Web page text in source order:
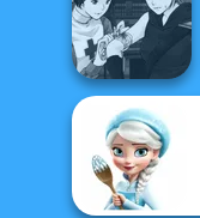
Manga Creator
Vampire Hunter
P...
Manga Creator
Vampire Hunter
P...